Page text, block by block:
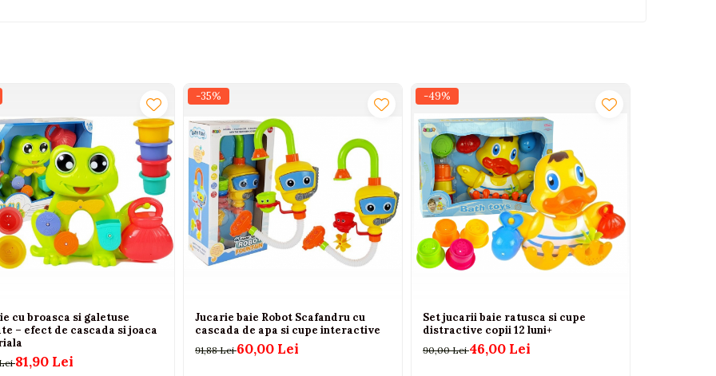
cu broasca si galetuse
– efect de cascada si joaca
81,90 Lei
-35%
Jucarie baie Robot Scafandru cu
cascada de apa si cupe interactive
91,88 Lei60,00 Lei
-49%
Set jucarii baie ratusca si cupe
distractive copii 12 luni+
90,00 Lei46,00 Lei